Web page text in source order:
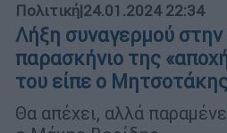
Πολιτική|24.01.2024 22:34
Λήξη συναγερμού
παρασκήνιο της
του είπε ο
Θα απέχει, αλλά